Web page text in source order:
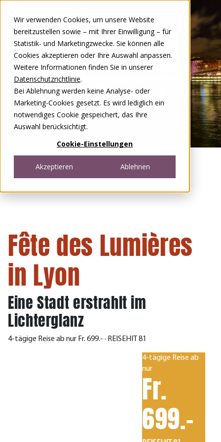
Wir verwenden Cookies, um unsere Website
bereitzustellen sowie – mit Ihrer Einwilligung – für
Statistik- und Marketingzwecke. Sie können alle
Cookies akzeptieren oder Ihre Auswahl anpassen.
Weitere Informationen finden Sie in unserer
Datenschutzrichtlinie.
Bei Ablehnung werden keine Analyse- oder
Marketing-Cookies gesetzt. Es wird lediglich ein
notwendiges Cookie gespeichert, das Ihre
Auswahl berücksichtigt.
Cookie-Einstellungen
Akzeptieren Ablehnen
DEFR
Open menu
Fête des Lumières
in Lyon
Eine Stadt erstrahlt im
Lichterglanz
4-tägige Reise ab nur Fr. 699.- · REISEHIT 81
4-tägige Reise ab
nur
Fr.
699.-